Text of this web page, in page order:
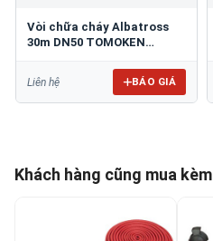
Vòi chữa cháy Albatross
30m DN50 TOMOKEN
Liên hệ BÁO GIÁ
Khách hàng cũng mua kèm